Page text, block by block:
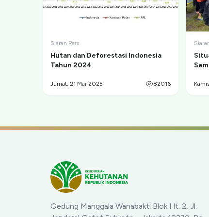
Siaran Pers
Hutan dan Deforestasi Indonesia
Tahun 2024
Jumat, 21 Mar 2025 82016
Gedung Manggala Wanabakti Blok I lt. 2, Jl.